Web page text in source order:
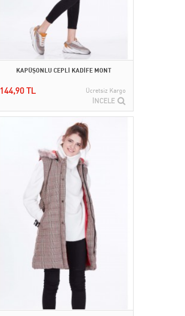
KAPÜŞONLU CEPLİ KADİFE MONT
144,90 TL Ücretsiz Kargo
İNCELE